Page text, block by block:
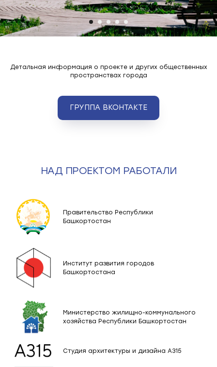
Детальная информация о проекте и других общественных
пространствах города
ГРУППА ВКОНТАКТЕ
НАД ПРОЕКТОМ РАБОТАЛИ
Правительство Республики
Башкортостан
Институт развития городов
Башкортостана
Министерство жилищно-коммунального
хозяйства Республики Башкортостан
Студия архитектуры и дизайна А315